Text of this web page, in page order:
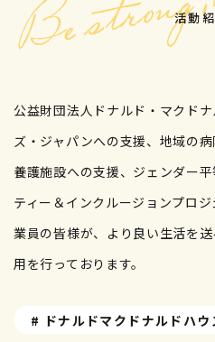
活動
公益財団法人ドナルド・マクド
ズ・ジャパンへの支援、地域の
養護施設への支援、ジェンダー
ティー＆インクルージョンプロ
業員の皆様が、より良い生活を
用を行っております。
# ドナルドマクドナルドハウ